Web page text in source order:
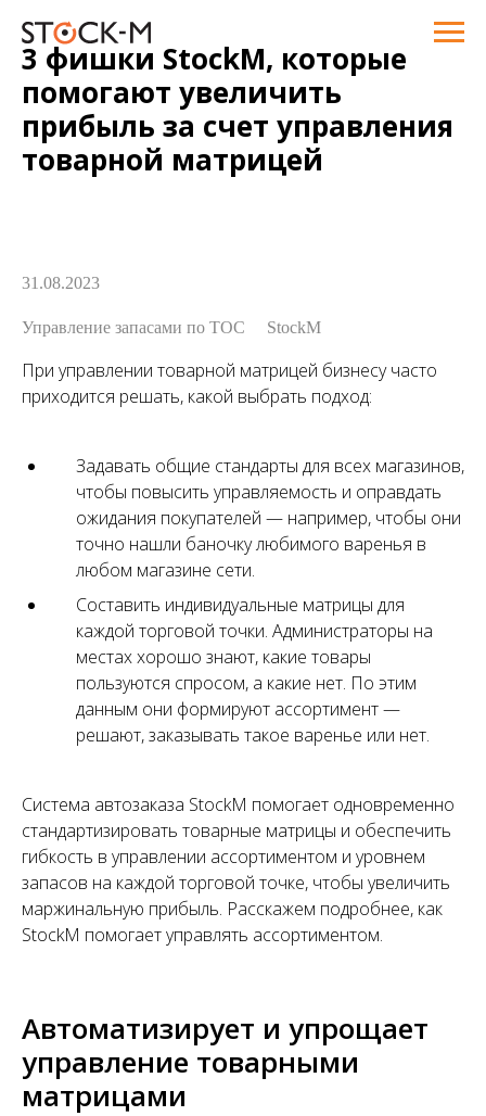
3 фишки StockM, которые
помогают увеличить
прибыль за счет управления
товарной матрицей
31.08.2023
Управление запасами по ТОС StockM
При управлении товарной матрицей бизнесу часто
приходится решать, какой выбрать подход:
Задавать общие стандарты для всех магазинов,
чтобы повысить управляемость и оправдать
ожидания покупателей — например, чтобы они
точно нашли баночку любимого варенья в
любом магазине сети.
Составить индивидуальные матрицы для
каждой торговой точки. Администраторы на
местах хорошо знают, какие товары
пользуются спросом, а какие нет. По этим
данным они формируют ассортимент —
решают, заказывать такое варенье или нет.
Система автозаказа StockM помогает одновременно
стандартизировать товарные матрицы и обеспечить
гибкость в управлении ассортиментом и уровнем
запасов на каждой торговой точке, чтобы увеличить
маржинальную прибыль. Расскажем подробнее, как
StockM помогает управлять ассортиментом.
Автоматизирует и упрощает
управление товарными
матрицами